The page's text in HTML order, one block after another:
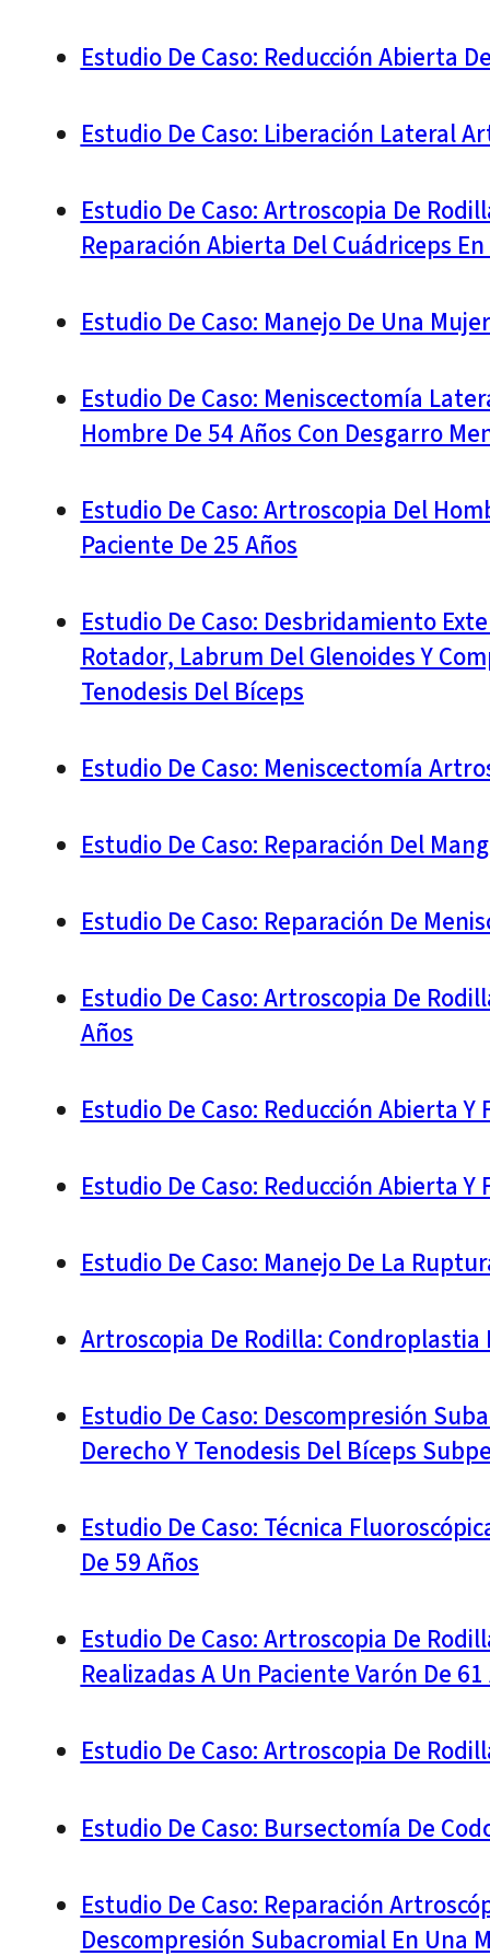
Estudio De Caso: Reducción Abierta
Estudio De Caso: Liberación Lateral
Estudio De Caso: Artroscopia De
Reparación Abierta Del Cuádriceps
Estudio De Caso: Manejo De Una
Estudio De Caso: Meniscectomía
Hombre De 54 Años Con Desgarro
Estudio De Caso: Artroscopia Del
Paciente De 25 Años
Estudio De Caso: Desbridamiento
Rotador, Labrum Del Glenoides Y
Tenodesis Del Bíceps
Estudio De Caso: Meniscectomía
Estudio De Caso: Reparación Del
Estudio De Caso: Reparación De
Estudio De Caso: Artroscopia De
Años
Estudio De Caso: Reducción Abierta
Estudio De Caso: Reducción Abierta
Estudio De Caso: Manejo De La
Artroscopia De Rodilla:
Estudio De Caso: Descompresión
Derecho Y Tenodesis Del Bíceps
Estudio De Caso: Técnica
De 59 Años
Estudio De Caso: Artroscopia De
Realizadas A Un Paciente Varón De 61
Estudio De Caso: Artroscopia De
Estudio De Caso: Bursectomía De
Estudio De Caso: Reparación
Descompresión Subacromial En Una